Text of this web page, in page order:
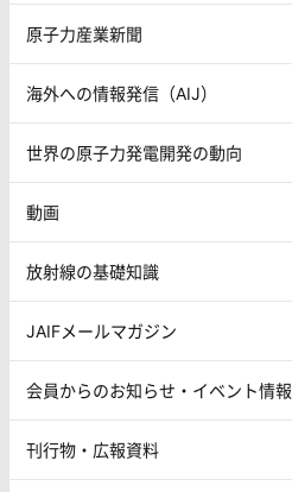
原子力産業新聞
海外への情報発信（AIJ）
世界の原子力発電開発の動向
動画
放射線の基礎知識
JAIFメールマガジン
会員からのお知らせ・イベント情報
刊行物・広報資料